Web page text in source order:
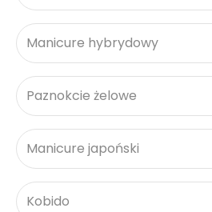
Manicure hybrydowy
Paznokcie żelowe
Manicure japoński
Kobido